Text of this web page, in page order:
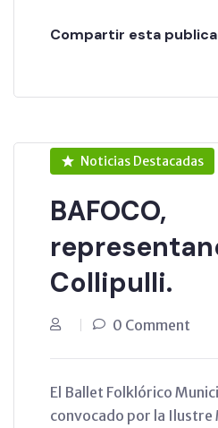
Compartir esta
Noticias Destacadas
BAFOCO,
Collipulli.
0 Comment
El Ballet Folklórico
convocado por la Ilustre